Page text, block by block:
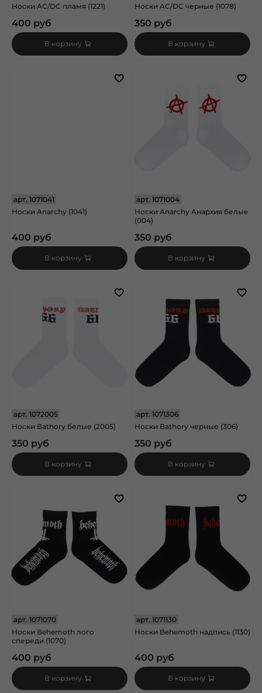
Носки AC/DC пламя (1221)
400 руб
В корзину
Носки AC/DC черные (1078)
350 руб
В корзину
арт. 1071041
Носки Anarchy (1041)
400 руб
В корзину
арт.1071004
Носки Anarchy Анархия белые
(004)
350 руб
В корзину
арт. 1072005
Носки Bathory белые (2005)
350 руб
В корзину
арт.1071306
Носки Bathory черные (306)
350 руб
В корзину
арт. 1071070
Носки Behemoth лого
спереди (1070)
400 руб
В корзину
арт.1071130
Носки Behemoth надпись (1130)
400 руб
В корзину